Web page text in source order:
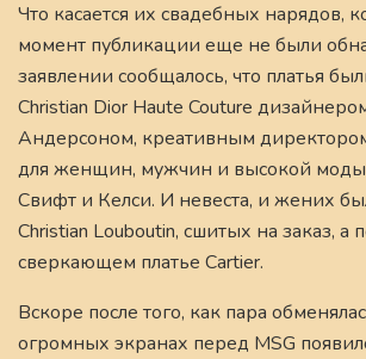
Что касается их свадебных нарядов,
момент публикации еще не были
заявлении сообщалось, что платья
Christian Dior Haute Couture
Андерсоном, креативным
для женщин, мужчин и высокой моды,
Свифт и Келси. И невеста, и жених
Christian Louboutin, сшитых на заказ, а
сверкающем платье Cartier.
Вскоре после того, как пара
огромных экранах перед MSG